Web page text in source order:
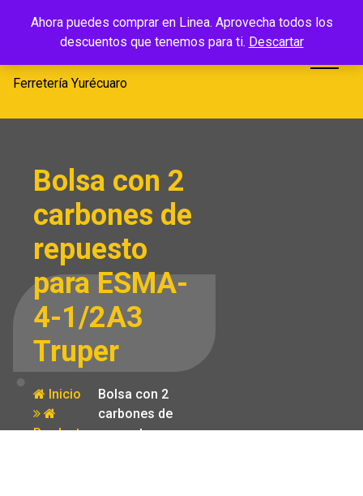
Ahora puedes comprar en Linea. Aprovecha todos los
descuentos que tenemos para ti. Descartar
Ferretería
Yurécuaro
Ferretería Yurécuaro
Bolsa con 2
carbones de
repuesto
para ESMA-
4-1/2A3
Truper
Inicio
Producto
Bolsa con 2
carbones de
repuesto para